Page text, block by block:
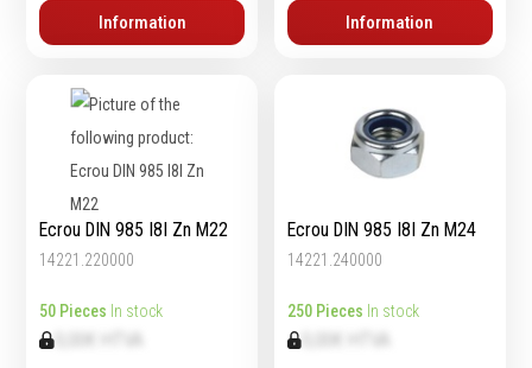
Information Information
Ecrou DIN 985 I8I Zn M22
14221.220000
50 Pieces In stock
0,00€ HTVA
Ecrou DIN 985 I8I Zn M24
14221.240000
250 Pieces In stock